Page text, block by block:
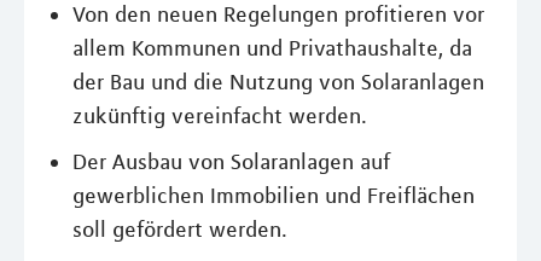
Von den neuen Regelungen profitieren vor
allem Kommunen und Privathaushalte, da
der Bau und die Nutzung von Solaranlagen
zukünftig vereinfacht werden.
Der Ausbau von Solaranlagen auf
gewerblichen Immobilien und Freiflächen
soll gefördert werden.